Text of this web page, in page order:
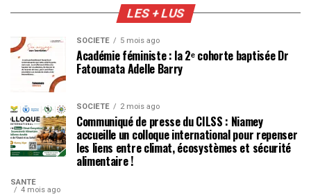
LES + LUS
SOCIÉTÉ 5 mois ago
Académie féministe : la 2ᵉ cohorte baptisée Dr
Fatoumata Adelle Barry
SOCIÉTÉ 2 mois ago
Communiqué de presse du CILSS : Niamey
accueille un colloque international pour repenser
les liens entre climat, écosystèmes et sécurité
alimentaire !
SANTÉ
4 mois ago